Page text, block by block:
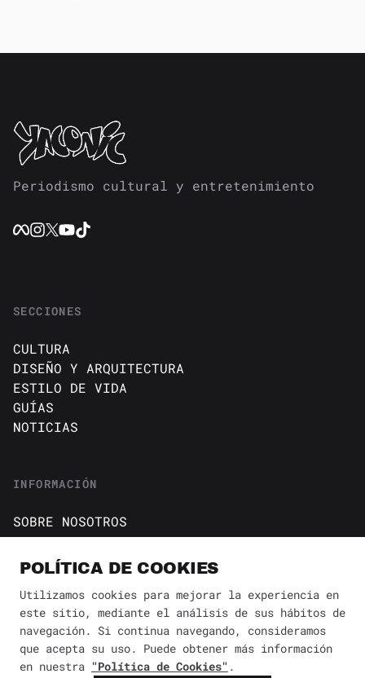
Periodismo cultural y entretenimiento
SECCIONES
CULTURA
DISEÑO Y ARQUITECTURA
ESTILO DE VIDA
GUÍAS
NOTICIAS
INFORMACIÓN
SOBRE NOSOTROS
CONTACTO
Política de cookies
✕
BÚSQUEDA
POLÍTICA DE COOKIES
Utilizamos cookies para mejorar la experiencia en
este sitio, mediante el análisis de sus hábitos de
navegación. Si continua navegando, consideramos
que acepta su uso. Puede obtener más información
en nuestra "Política de Cookies" .